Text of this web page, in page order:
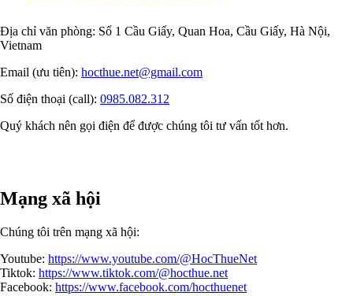
Địa chỉ văn phòng: Số 1 Cầu Giấy, Quan Hoa, Cầu Giấy, Hà Nội,
Vietnam
Email (ưu tiên): hocthue.net@gmail.com
Số điện thoại (call): 0985.082.312
Quý khách nên gọi điện để được chúng tôi tư vấn tốt hơn.
Mạng xã hội
Chúng tôi trên mạng xã hội:
Youtube: https://www.youtube.com/@HocThueNet
Tiktok: https://www.tiktok.com/@hocthue.net
Facebook: https://www.facebook.com/hocthuenet